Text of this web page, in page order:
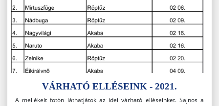
VÁRHATÓ ELLÉSEINK - 2021.
A mellékelt fotón láthatjátok az idei várható elléseinket. Sajnos a